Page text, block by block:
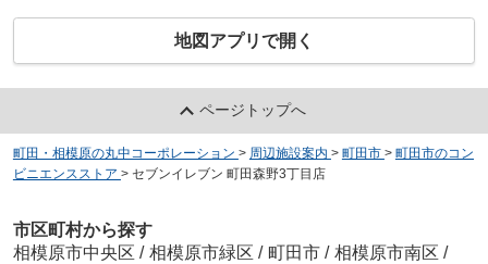
地図アプリで開く
ページトップへ
町田・相模原の丸中コーポレーション > 周辺施設案内 > 町田市 > 町田市のコン
ビニエンスストア > セブンイレブン 町田森野3丁目店
市区町村から探す
相模原市中央区 / 相模原市緑区 / 町田市 / 相模原市南区 /